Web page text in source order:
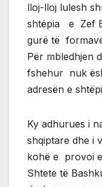
lloj-lloj lulesh
shtëpia e Zef
gurë të
Për mbledhjen
fshehur nuk
adresën e
Ky adhurues i
shqiptare dhe i
kohë e provoi
Shtete të